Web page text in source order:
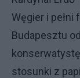
Węgier i
Budapesztu
stosunki z